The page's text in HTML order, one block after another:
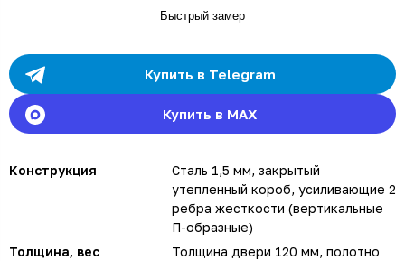
Быстрый замер
Купить в Telegram
Купить в MAX
Конструкция
Сталь 1,5 мм, закрытый
утепленный короб, усиливающие 2
ребра жесткости (вертикальные
П-образные)
Толщина, вес
Толщина двери 120 мм, полотно